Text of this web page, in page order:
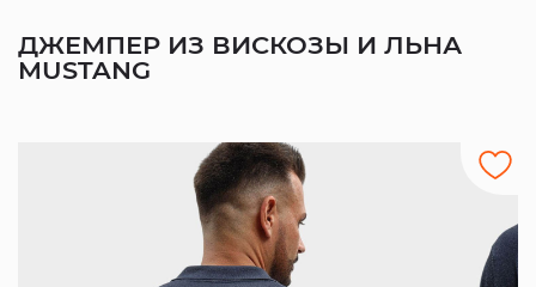
ДЖЕМПЕР ИЗ ВИСКОЗЫ И ЛЬНА
MUSTANG